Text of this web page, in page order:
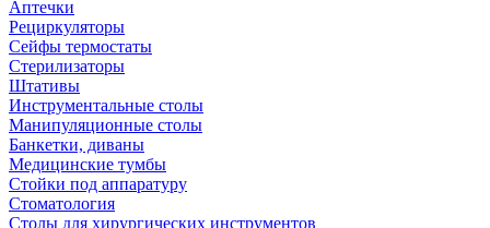
Аптечки
Рециркуляторы
Сейфы термостаты
Стерилизаторы
Штативы
Инструментальные столы
Манипуляционные столы
Банкетки, диваны
Медицинские тумбы
Стойки под аппаратуру
Стоматология
Столы для хирургических инструментов